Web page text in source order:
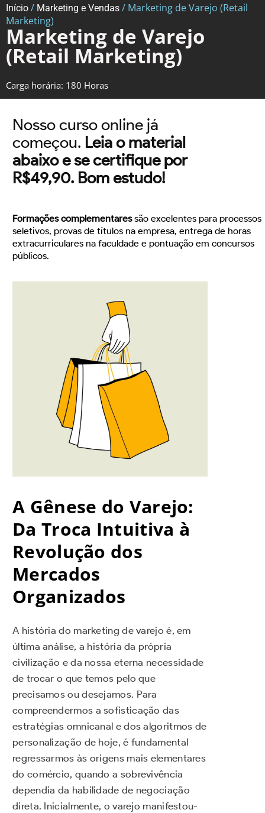
Início / Marketing e Vendas / Marketing de Varejo (Retail
Marketing)
Marketing de Varejo
(Retail Marketing)
Carga horária: 180 Horas
Nosso curso online já
começou. Leia o material
abaixo e se certifique por
R$49,90. Bom estudo!
Formações complementaressão excelentes para processos
seletivos, provas de títulos na empresa, entrega de horas
extracurriculares na faculdade e pontuação em concursos
públicos.
A Gênese do Varejo:
Da Troca Intuitiva à
Revolução dos
Mercados
Organizados
A história do marketing de varejo é, em
última análise, a história da própria
civilização e da nossa eterna necessidade
de trocar o que temos pelo que
precisamos ou desejamos. Para
compreendermos a sofisticação das
estratégias omnicanal e dos algoritmos de
personalização de hoje, é fundamental
regressarmos às origens mais elementares
do comércio, quando a sobrevivência
dependia da habilidade de negociação
direta. Inicialmente, o varejo manifestou-